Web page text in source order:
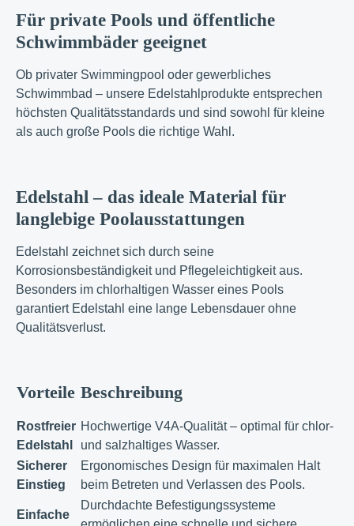
Für private Pools und öffentliche
Schwimmbäder geeignet
Ob privater Swimmingpool oder gewerbliches
Schwimmbad – unsere Edelstahlprodukte entsprechen
höchsten Qualitätsstandards und sind sowohl für kleine
als auch große Pools die richtige Wahl.
Edelstahl – das ideale Material für
langlebige Poolausstattungen
Edelstahl zeichnet sich durch seine
Korrosionsbeständigkeit und Pflegeleichtigkeit aus.
Besonders im chlorhaltigen Wasser eines Pools
garantiert Edelstahl eine lange Lebensdauer ohne
Qualitätsverlust.
Vorteile Beschreibung
Rostfreier
Edelstahl
Hochwertige V4A-Qualität – optimal für chlor-
und salzhaltiges Wasser.
Sicherer
Einstieg
Ergonomisches Design für maximalen Halt
beim Betreten und Verlassen des Pools.
Einfache
Durchdachte Befestigungssysteme